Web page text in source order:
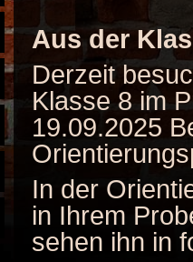
Aus der
Derzeit
Klasse 8 im
19.09.2025
In der
in Ihrem
sehen ihn in